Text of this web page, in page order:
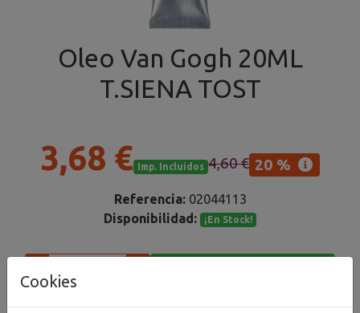
Oleo Van Gogh 20ML
T.SIENA TOST
3,68 € Imp. Incluidos 4,60 € 20 %
Referencia: 02044113
Disponibilidad:
¡En Stock!
Compartir
Cookies